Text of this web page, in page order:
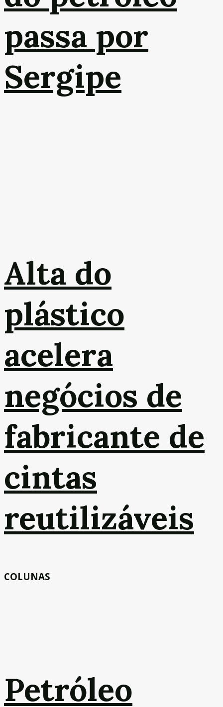
passa por
Sergipe
Alta do
plástico
acelera
negócios de
fabricante de
cintas
reutilizáveis
COLUNAS
Petróleo